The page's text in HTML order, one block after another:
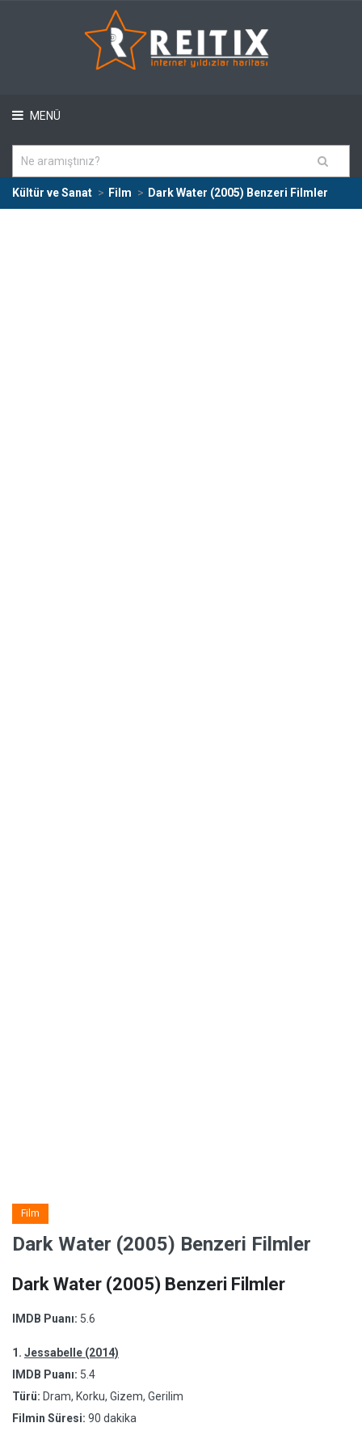
MENÜ
Kültür ve Sanat Film Dark Water (2005) Benzeri Filmler
Film
Dark Water (2005) Benzeri Filmler
Dark Water (2005) Benzeri Filmler
IMDB Puanı: 5.6
1. Jessabelle (2014)
IMDB Puanı: 5.4
Türü: Dram, Korku, Gizem, Gerilim
Filmin Süresi: 90 dakika